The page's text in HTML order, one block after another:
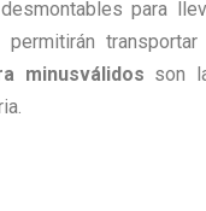
para
transportar
minusválidos son